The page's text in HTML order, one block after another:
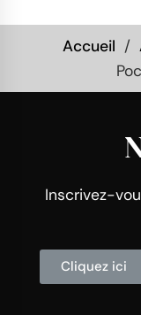
Accueil
Inscrivez-
Cliquez ici